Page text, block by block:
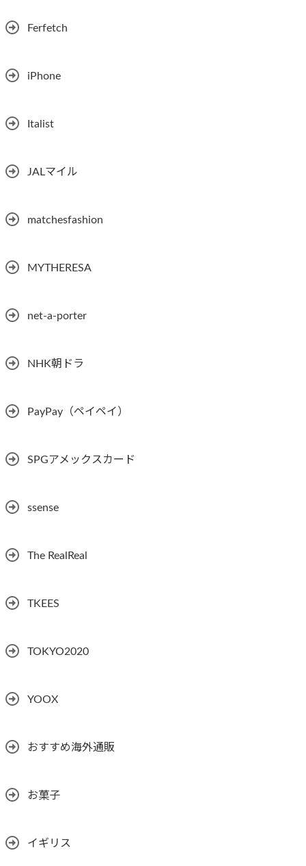
Ferfetch
iPhone
Italist
JALマイル
matchesfashion
MYTHERESA
net-a-porter
NHK朝ドラ
PayPay（ペイペイ）
SPGアメックスカード
ssense
The RealReal
TKEES
TOKYO2020
YOOX
おすすめ海外通販
お菓子
イギリス